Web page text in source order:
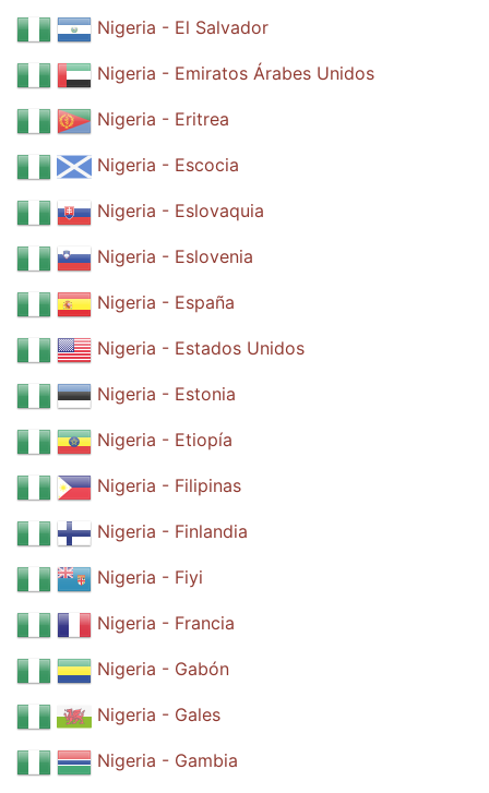
Nigeria - El Salvador
Nigeria - Emiratos Árabes Unidos
Nigeria - Eritrea
Nigeria - Escocia
Nigeria - Eslovaquia
Nigeria - Eslovenia
Nigeria - España
Nigeria - Estados Unidos
Nigeria - Estonia
Nigeria - Etiopía
Nigeria - Filipinas
Nigeria - Finlandia
Nigeria - Fiyi
Nigeria - Francia
Nigeria - Gabón
Nigeria - Gales
Nigeria - Gambia